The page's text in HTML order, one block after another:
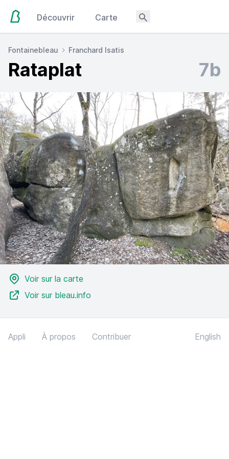
Découvrir Carte
Fontainebleau Franchard Isatis
Rataplat 7b
Voir sur la carte
Voir sur bleau.info
Appli À propos Contribuer English